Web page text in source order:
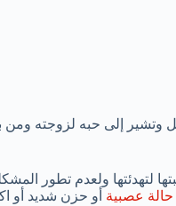
وتشير إلى حبه لزوجته
لتهدئتها ولعدم تطور
حالة عصبية أو حزن شديد أو